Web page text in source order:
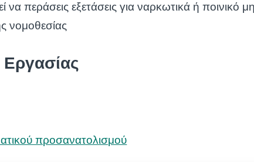
να περάσεις εξετάσεις για ναρκωτικά ή ποινικό
νομοθεσίας
Εργασίας
προσανατολισμού